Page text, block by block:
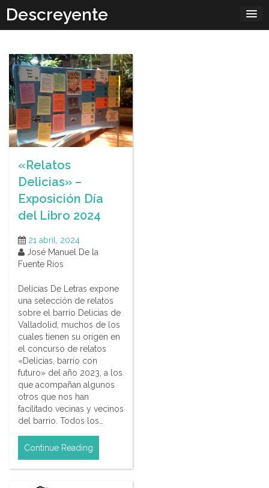
content
Descreyente
«Relatos
Delicias» –
Exposición Día
del Libro 2024
21 abril, 2024
José Manuel De la
Fuente Ríos
Delicias De Letras expone
una selección de relatos
sobre el barrio Delicias de
Valladolid, muchos de los
cuales tienen su origen en
el concurso de relatos
«Delicias, barrio con
futuro» del año 2023, a los
que acompañan algunos
otros que nos han
facilitado vecinas y vecinos
del barrio. Todos los…
Continue Reading